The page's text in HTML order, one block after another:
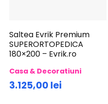
Saltea Evrik Premium
SUPERORTOPEDICA
180×200 – Evrik.ro
Casa & Decoratiuni
3.125,00 lei